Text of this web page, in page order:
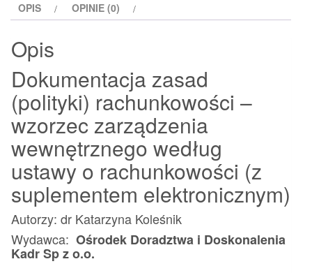
OPIS OPINIE (0)
Opis
Dokumentacja zasad
(polityki) rachunkowości –
wzorzec zarządzenia
wewnętrznego według
ustawy o rachunkowości (z
suplementem elektronicznym)
Autorzy: dr Katarzyna Koleśnik
Wydawca: Ośrodek Doradztwa i Doskonalenia
Kadr Sp z o.o.